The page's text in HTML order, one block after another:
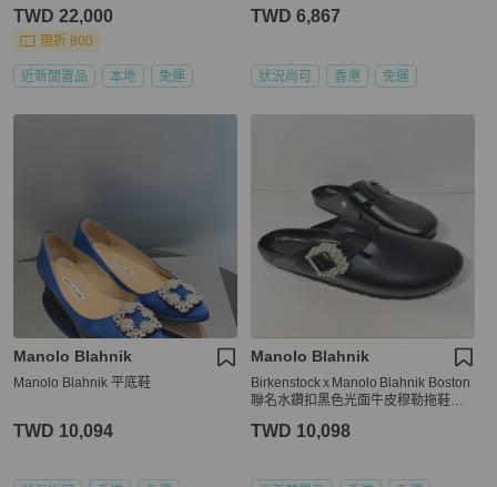
TWD 22,000
現折 800
近新閒置品 本地 免運
TWD 6,867
狀況尚可 香港 免運
Manolo Blahnik
Manolo Blahnik 平底鞋
TWD 10,094
Manolo Blahnik
Birkenstock x Manolo Blahnik Boston
聯名水鑽扣黑色光面牛皮穆勒拖鞋｜E
TWD 10,098